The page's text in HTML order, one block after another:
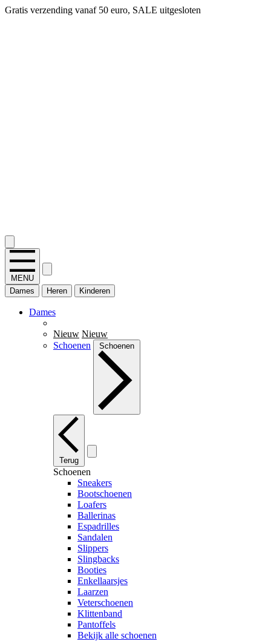
Gratis verzending vanaf 50 euro, SALE uitgesloten
MENU
Dames
Heren Kinderen
Dames
Nieuw Nieuw
Schoenen
Schoenen
Terug
Schoenen
Sneakers
Bootschoenen
Loafers
Ballerinas
Espadrilles
Sandalen
Slippers
Slingbacks
Booties
Enkellaarsjes
Laarzen
Veterschoenen
Klittenband
Pantoffels
Bekijk alle schoenen